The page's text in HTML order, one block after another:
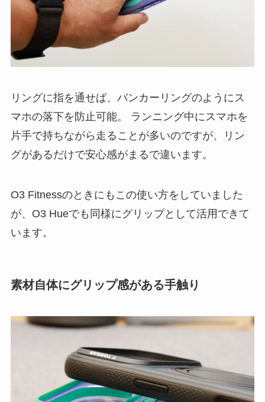
リングに指を通せば、バンカーリングのようにス
マホの落下を防止可能。 ランニング中にスマホを
片手で持ちながら走ることが多いのですが、リン
グがあるだけで安心感がまるで違います。
O3 Fitnessのときにもこの使い方をしていました
が、O3 Hueでも同様にグリップとして活用できて
います。
素材自体にグリップ感がある手触り